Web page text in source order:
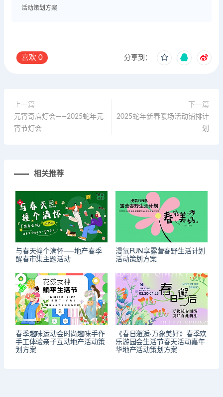
活动策划方案
喜欢 0 分享到：
上一篇
元宵奇庙灯会——2025蛇年元
宵节灯会
下一篇
2025蛇年新春暖场活动铺排计
划
相关推荐
与春天撞个满怀——地产春季
醒春市集主题活动
漫氧FUN享露营春野生活计划
活动策划方案
春季趣味运动会时尚趣味手作
手工体验亲子互动地产活动策
划方案
《春日邂逅·万象美好》春季欢
乐游园会生活节春天活动嘉年
华地产活动策划方案